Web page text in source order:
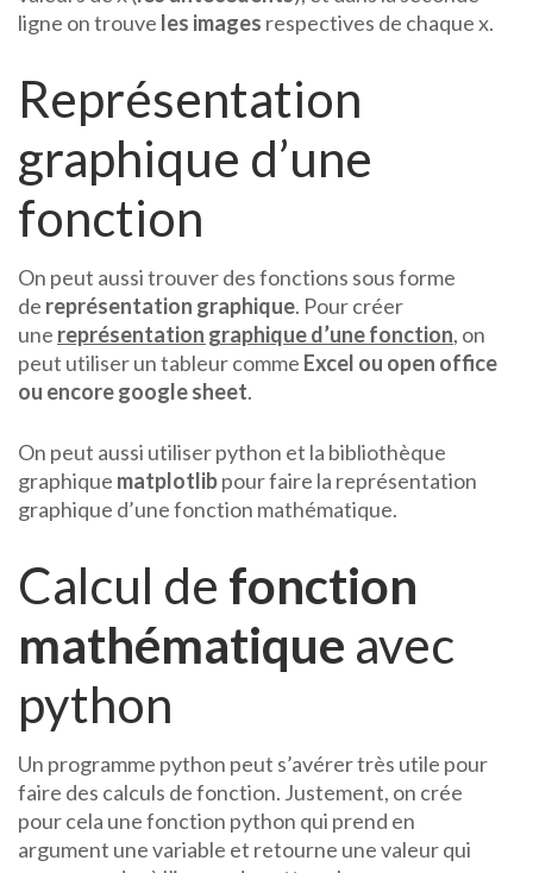
ligne on trouve les images respectives de chaque x.
Représentation
graphique d’une
fonction
On peut aussi trouver des fonctions sous forme
de représentation graphique. Pour créer
une représentation graphique d’une fonction, on
peut utiliser un tableur comme Excel ou open office
ou encore google sheet.
On peut aussi utiliser python et la bibliothèque
graphique matplotlibpour faire la représentation
graphique d’une fonction mathématique.
Calcul de fonction
mathématique avec
python
Un programme python peut s’avérer très utile pour
faire des calculs de fonction. Justement, on crée
pour cela une fonction python qui prend en
argument une variable et retourne une valeur qui